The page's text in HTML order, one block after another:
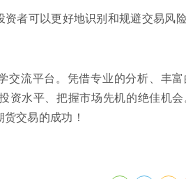
者可以更好地识别和规避交易风险
交流平台。凭借专业的分析、丰
资水平、把握市场先机的绝佳机
交易的成功！